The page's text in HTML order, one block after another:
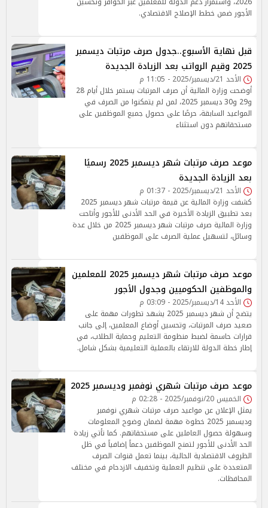
الأجور ضمن خطط الإصلاح الاقتصادي.
قبل نهاية الأسبوع..جدول صرف مرتبات ديسمبر
2025 وقيم الرواتب بعد الزيادة الجديدة
الأحد 21/ديسمبر/2025 - 11:05 م
أوضحت وزارة المالية أن صرف المرتبات يستمر خلال أيام 28
و29 و30 ديسمبر 2025، لمن لم يتمكنوا من الصرف في
المواعيد السابقة، حرصًا على حصول جميع الموظفين على
مستحقاتهم دون استثناء
موعد صرف مرتبات شهر ديسمبر 2025 رسميًا
بعد الزيادة الجديدة
الأحد 21/ديسمبر/2025 - 01:37 م
كشفت وزارة المالية عن قيمة مرتبات شهر ديسمبر 2025
بعد تطبيق الزيادة الأخيرة في الحد الأدنى للأجور وأتاحت
وزارة المالية صرف مرتبات شهر ديسمبر 2025 من خلال عدة
وسائل، لتسهيل عملية الصرف على الموظفين
موعد صرف مرتبات شهر ديسمبر 2025 للمعلمين
والموظفين الحكوميين وجدول الأجور
الأحد 14/ديسمبر/2025 - 03:09 م
يتضح أن شهر ديسمبر 2025 يشهد تطورات مهمة على
صعيد صرف المرتبات، وتحسين أوضاع المعلمين، إلى جانب
قرارات حاسمة لضبط منظومة التعليم وحماية الطلاب، في
إطار خطة الدولة للارتقاء بالعملية التعليمية بشكل شامل.
موعد صرف مرتبات شهري نوفمبر وديسمبر 2025
الخميس 20/نوفمبر/2025 - 02:28 م
يمثل الإعلان عن مواعيد صرف مرتبات شهري نوفمبر
وديسمبر 2025 خطوة مهمة لضمان وضوح المعلومات
وسهولة حصول العاملين على مستحقاتهم. كما تأتي زيادة
الحد الأدنى للأجور لتمنح الموظفين دعماً إضافياً في ظل
الظروف الاقتصادية الحالية، بينما تعمل قنوات الصرف
المتعددة على تنظيم العملية وتخفيف الازدحام في مختلف
المحافظات.